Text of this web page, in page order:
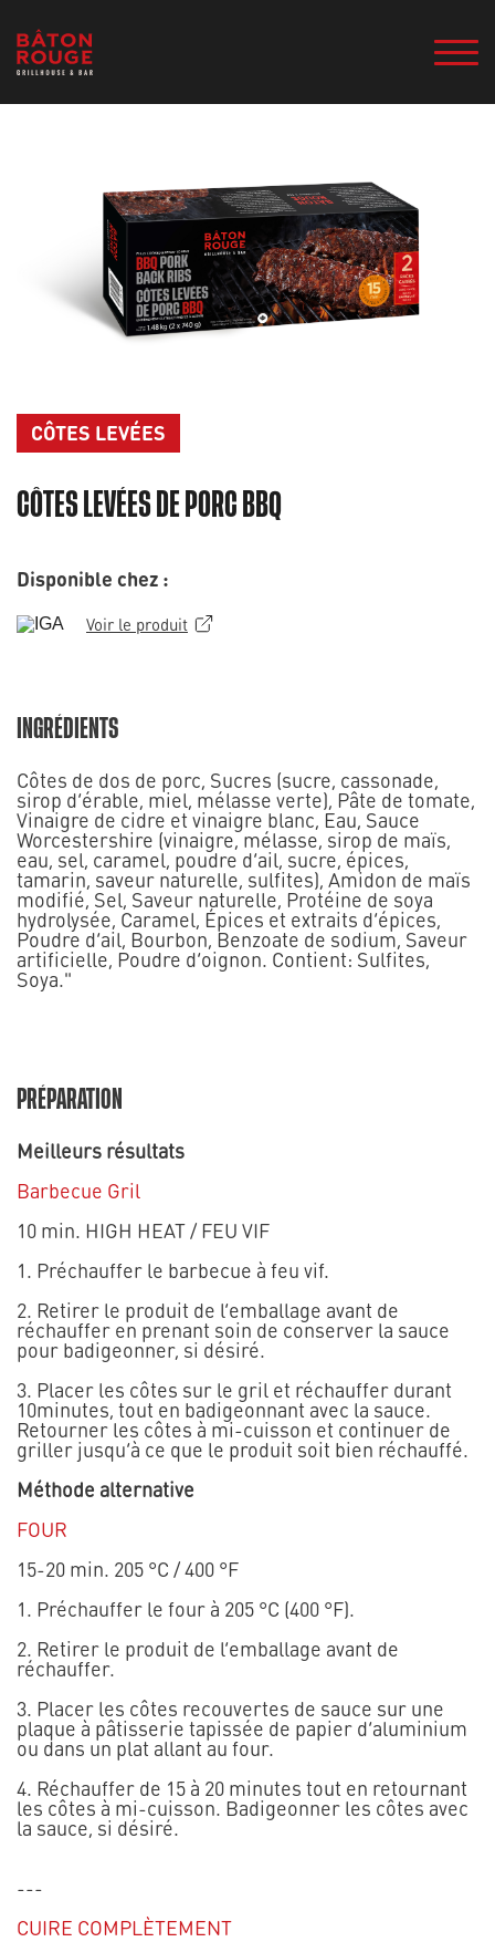
CÔTES LEVÉES
CÔTES LEVÉES DE PORC BBQ
Disponible chez :
Voir le produit
INGRÉDIENTS
Côtes de dos de porc, Sucres (sucre, cassonade,
sirop d’érable, miel, mélasse verte), Pâte de tomate,
Vinaigre de cidre et vinaigre blanc, Eau, Sauce
Worcestershire (vinaigre, mélasse, sirop de maïs,
eau, sel, caramel, poudre d’ail, sucre, épices,
tamarin, saveur naturelle, sulfites), Amidon de maïs
modifié, Sel, Saveur naturelle, Protéine de soya
hydrolysée, Caramel, Épices et extraits d’épices,
Poudre d’ail, Bourbon, Benzoate de sodium, Saveur
artificielle, Poudre d’oignon. Contient: Sulfites,
Soya."
PRÉPARATION
Meilleurs résultats
Barbecue Gril
10 min. HIGH HEAT / FEU VIF
1. Préchauffer le barbecue à feu vif.
2. Retirer le produit de l’emballage avant de
réchauffer en prenant soin de conserver la sauce
pour badigeonner, si désiré.
3. Placer les côtes sur le gril et réchauffer durant
10minutes, tout en badigeonnant avec la sauce.
Retourner les côtes à mi-cuisson et continuer de
griller jusqu’à ce que le produit soit bien réchauffé.
Méthode alternative
FOUR
15-20 min. 205 °C / 400 °F
1. Préchauffer le four à 205 °C (400 °F).
2. Retirer le produit de l’emballage avant de
réchauffer.
3. Placer les côtes recouvertes de sauce sur une
plaque à pâtisserie tapissée de papier d’aluminium
ou dans un plat allant au four.
4. Réchauffer de 15 à 20 minutes tout en retournant
les côtes à mi-cuisson. Badigeonner les côtes avec
la sauce, si désiré.
---
CUIRE COMPLÈTEMENT